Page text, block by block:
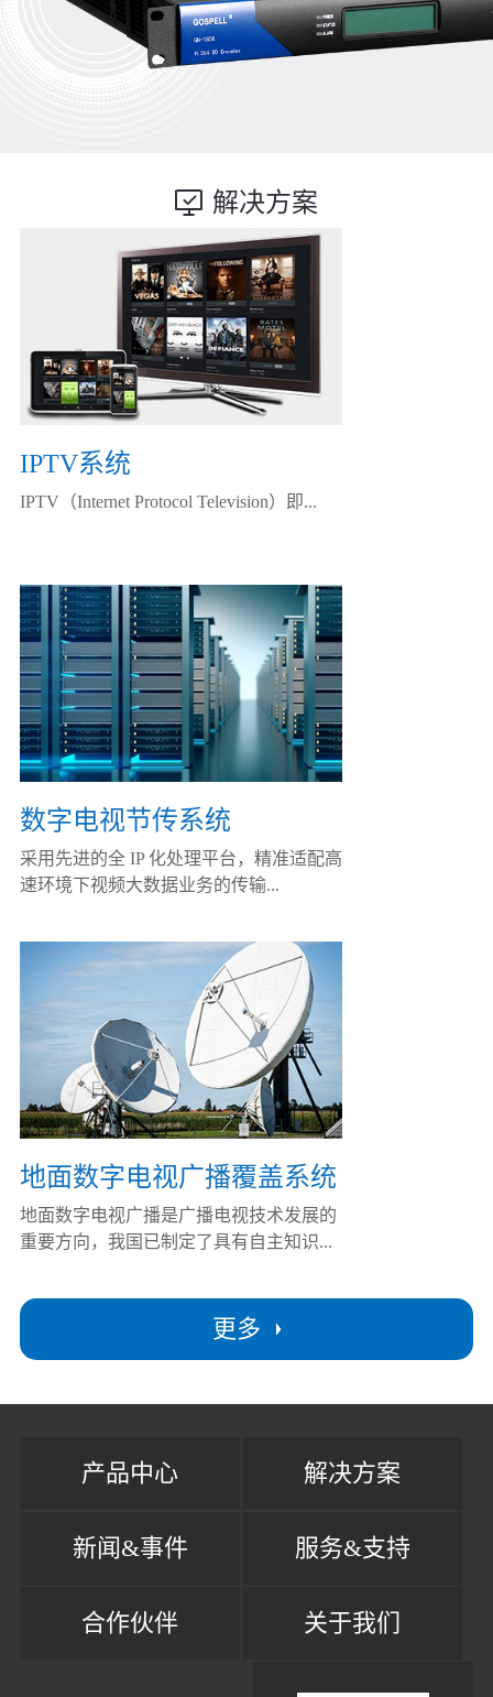
解决方案
更多
IPTV系统
IPTV（Internet Protocol Television）即...
数字电视节传系统
采用先进的全 IP 化处理平台，精准适配高
速环境下视频大数据业务的传输...
地面数字电视广播覆盖系统
地面数字电视广播是广播电视技术发展的
重要方向，我国已制定了具有自主知识...
产品中心 解决方案
新闻&事件 服务&支持
合作伙伴 关于我们